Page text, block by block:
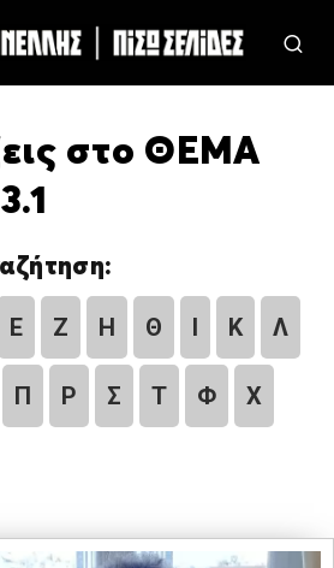
στο ΘΕΜΑ
Ε Ζ Η Θ Ι Κ Λ
Π Ρ Σ Τ Φ Χ